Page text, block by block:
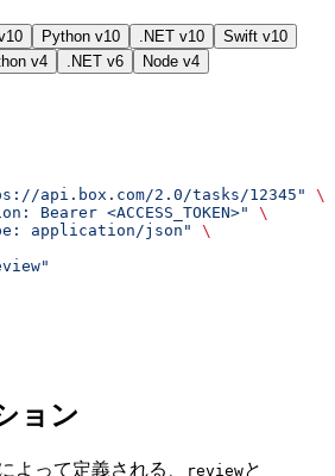
Python v10 .NET v10
Swift v10
v4 .NET v6 Node v4
api.box.com/2.0/tasks/12345"
\
Bearer <ACCESS_TOKEN>"
\
application/json"
\
ョン
よって定義される、 reviewと